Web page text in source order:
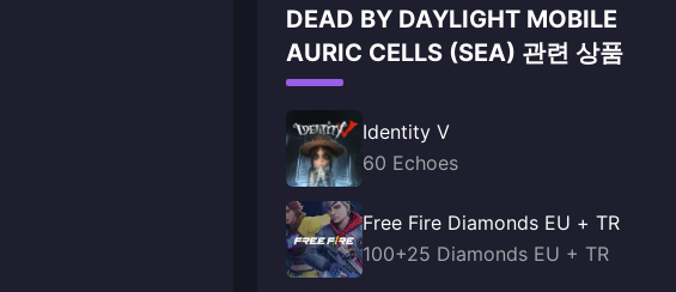
DEAD BY DAYLIGHT MOBILE
AURIC CELLS (SEA) 관련 상품
Identity V
60 Echoes
Free Fire Diamonds EU + TR
100+25 Diamonds EU + TR